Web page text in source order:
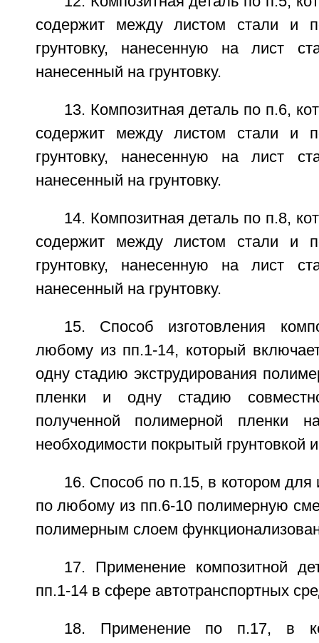
содержит между листом стали и
грунтовку, нанесенную на лист
нанесенный на грунтовку.
13. Композитная деталь по п.6,
содержит между листом стали и
грунтовку, нанесенную на лист
нанесенный на грунтовку.
14. Композитная деталь по п.8,
содержит между листом стали и
грунтовку, нанесенную на лист
нанесенный на грунтовку.
15. Способ изготовления
любому из пп.1-14, который
одну стадию экструдирования
пленки и одну стадию
полученной полимерной пленки
необходимости покрытый грунтовкой
16. Способ по п.15, в котором для
по любому из пп.6-10 полимерную
полимерным слоем
17. Применение композитной
пп.1-14 в сфере автотранспортных
18. Применение по п.17, в